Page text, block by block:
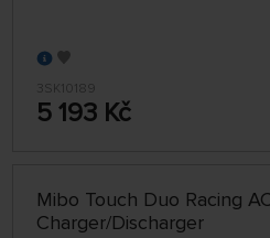
3SK10189
5 193 Kč
Mibo Touch Duo Racing
Charger/Discharger